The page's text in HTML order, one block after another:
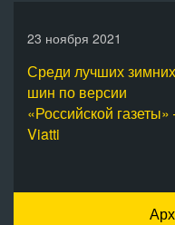
23 ноября 2021
Среди лучших зимних
шин по версии
«Российской газеты»
Viatti